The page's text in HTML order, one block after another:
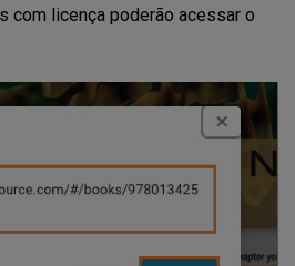
com licença poderão acessar o